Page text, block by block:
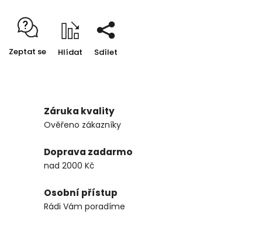
Zeptat se Hlídat Sdílet
Záruka kvality
Ověřeno zákazníky
Doprava zadarmo
nad 2000 Kč
Osobní přístup
Rádi Vám poradíme